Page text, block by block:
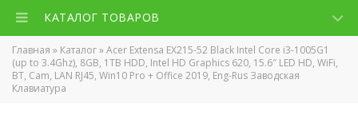
КАТАЛОГ ТОВАРОВ
Главная » Каталог»Acer Extensa EX215-52 Black Intel Core i3-1005G1
(up to 3.4Ghz), 8GB, 1TB HDD, Intel HD Graphics 620, 15.6″ LED HD, WiFi,
BT, Cam, LAN RJ45, Win10 Pro + Office 2019, Eng-Rus Заводская
Клавиатура